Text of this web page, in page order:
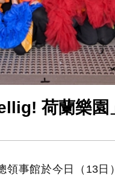
荷蘭樂園
事館於今日（13日